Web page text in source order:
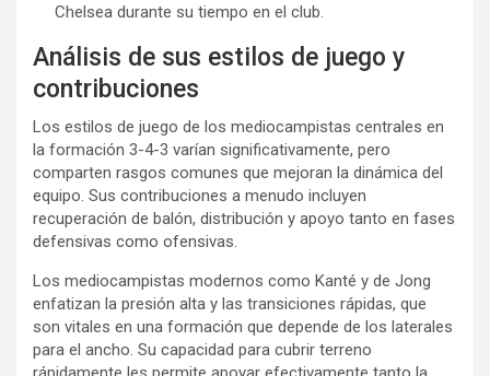
Chelsea durante su tiempo en el club.
Análisis de sus estilos de juego y
contribuciones
Los estilos de juego de los mediocampistas centrales en
la formación 3-4-3 varían significativamente, pero
comparten rasgos comunes que mejoran la dinámica del
equipo. Sus contribuciones a menudo incluyen
recuperación de balón, distribución y apoyo tanto en fases
defensivas como ofensivas.
Los mediocampistas modernos como Kanté y de Jong
enfatizan la presión alta y las transiciones rápidas, que
son vitales en una formación que depende de los laterales
para el ancho. Su capacidad para cubrir terreno